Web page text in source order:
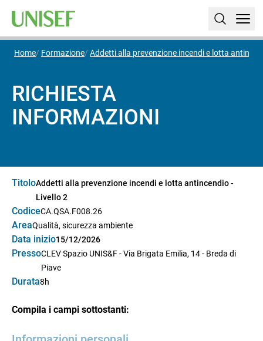
Home Formazione Addetti alla prevenzione incendi e lotta
RICHIESTA
INFORMAZIONI
TitoloAddetti alla prevenzione incendi e lotta antincendio -
Livello 2
CodiceCA.QSA.F008.26
AreaQualità, sicurezza ambiente
Data inizio15/12/2026
PressoCLEV Spazio UNIS&F - Via Brigata Emilia, 14 - Breda di
Piave
Durata8h
Compila i campi sottostanti: